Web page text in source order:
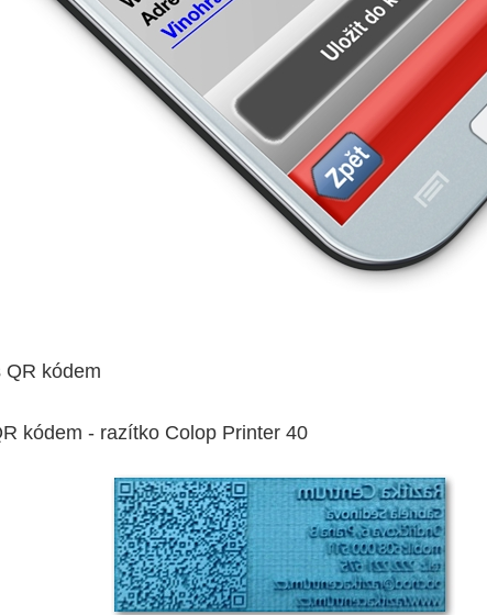
kódem - razítko Colop Printer 40
QR kódem